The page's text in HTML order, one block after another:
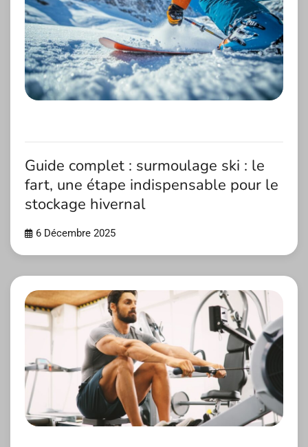
Guide complet : surmoulage ski : le
fart, une étape indispensable pour le
stockage hivernal
6 Décembre 2025